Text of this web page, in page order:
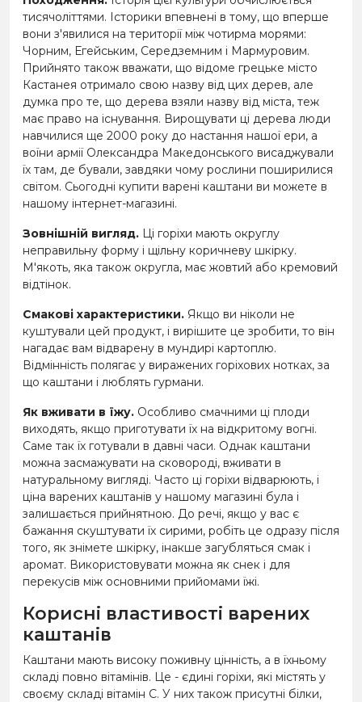
тисячоліттями. Історики впевнені в тому, що вперше
вони з'явилися на території між чотирма морями:
Чорним, Егейським, Середземним і Мармуровим.
Прийнято також вважати, що відоме грецьке місто
Кастанея отримало свою назву від цих дерев, але
думка про те, що дерева взяли назву від міста, теж
має право на існування. Вирощувати ці дерева люди
навчилися ще 2000 року до настання нашої ери, а
воїни армії Олександра Македонського висаджували
їх там, де бували, завдяки чому рослини поширилися
світом. Сьогодні купити варені каштани ви можете в
нашому інтернет-магазині.
Зовнішній вигляд. Ці горіхи мають округлу
неправильну форму і щільну коричневу шкірку.
М'якоть, яка також округла, має жовтий або кремовий
відтінок.
Смакові характеристики. Якщо ви ніколи не
куштували цей продукт, і вирішите це зробити, то він
нагадає вам відварену в мундирі картоплю.
Відмінність полягає у виражених горіхових нотках, за
що каштани і люблять гурмани.
Як вживати в їжу. Особливо смачними ці плоди
виходять, якщо приготувати їх на відкритому вогні.
Саме так їх готували в давні часи. Однак каштани
можна засмажувати на сковороді, вживати в
натуральному вигляді. Часто ці горіхи відварюють, і
ціна варених каштанів у нашому магазині була і
залишається прийнятною. До речі, якщо у вас є
бажання скуштувати їх сирими, робіть це одразу після
того, як знімете шкірку, інакше загубляться смак і
аромат. Використовувати можна як снек і для
перекусів між основними прийомами їжі.
Корисні властивості варених
каштанів
Каштани мають високу поживну цінність, а в їхньому
складі повно вітамінів. Це - єдині горіхи, які містять у
своєму складі вітамін С. У них також присутні білки,